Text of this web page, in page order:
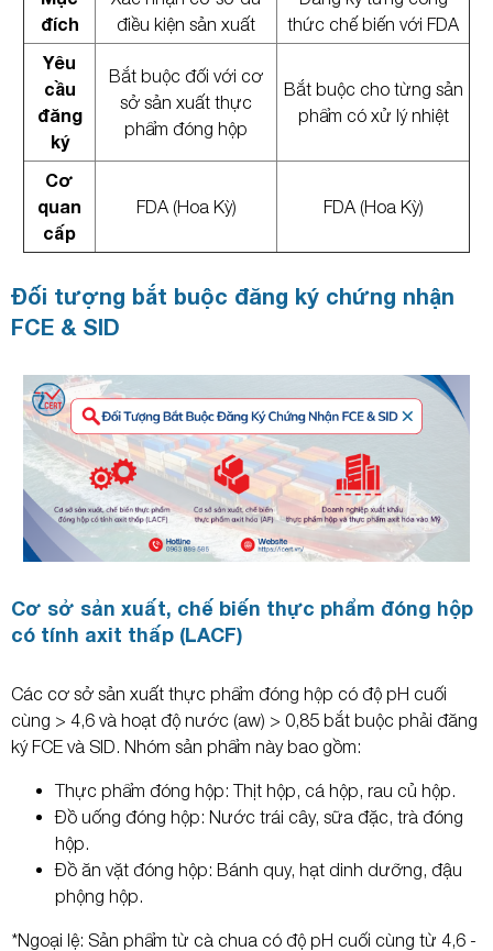
đích
điều kiện sản xuất
thức chế biến với FDA
Yêu
cầu
đăng
ký
Bắt buộc đối với cơ
sở sản xuất thực
phẩm đóng hộp
Bắt buộc cho từng sản
phẩm có xử lý nhiệt
Cơ
quan
cấp
FDA (Hoa Kỳ) FDA (Hoa Kỳ)
Đối tượng bắt buộc đăng ký chứng nhận
FCE & SID
Cơ sở sản xuất, chế biến thực phẩm đóng hộp
có tính axit thấp (LACF)
Các cơ sở sản xuất thực phẩm đóng hộp có độ pH cuối
cùng > 4,6 và hoạt độ nước (aw) > 0,85 bắt buộc phải đăng
ký FCE và SID. Nhóm sản phẩm này bao gồm:
Thực phẩm đóng hộp: Thịt hộp, cá hộp, rau củ hộp.
Đồ uống đóng hộp: Nước trái cây, sữa đặc, trà đóng
hộp.
Đồ ăn vặt đóng hộp: Bánh quy, hạt dinh dưỡng, đậu
phộng hộp.
*Ngoại lệ: Sản phẩm từ cà chua có độ pH cuối cùng từ 4,6 -